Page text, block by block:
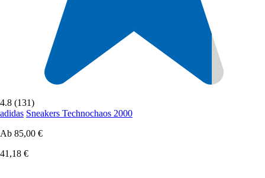
4.8 (131)
adidas Sneakers Technochaos 2000
Ab 85,00 €
41,18 €